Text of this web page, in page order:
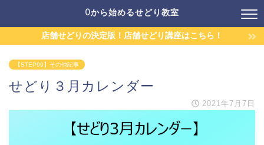
0から始めるせどり教室
店舗せどりの決定版！店舗せどり講座はこちら！
【STEP99】その他記事
せどり３月カレンダー
2021年7月7日